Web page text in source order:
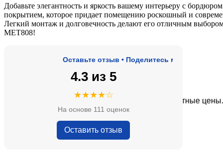
Добавьте элегантность и яркость вашему интерьеру с
покрытием, которое придает помещению роскошный и
Легкий монтаж и долговечность делают его отличным
MET808!
Оставьте отзыв • Поделитесь мнением • Оцените
4.3 из 5
★★★★☆
На основе 111 оценок
Оставить отзыв
лучший выбор плитки в городе, адекватные цены.